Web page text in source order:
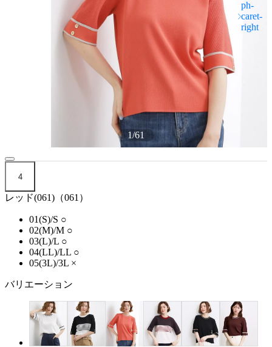
1/61
4
レッド(061)（061）
01(S)/S ○
02(M)/M ○
03(L)/L ○
04(LL)/LL ○
05(3L)/3L ×
バリエーション